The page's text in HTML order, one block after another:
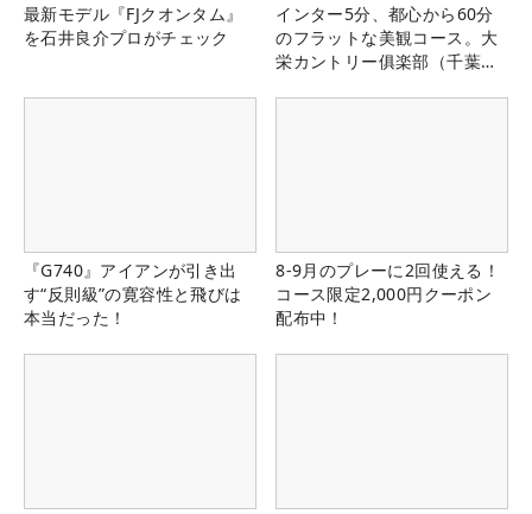
最新モデル『FJクオンタム』
を石井良介プロがチェック
インター5分、都心から60分
のフラットな美観コース。大
栄カントリー俱楽部（千葉
『G740』アイアンが引き出
す“反則級”の寛容性と飛びは
本当だった！
8-9月のプレーに2回使える！
コース限定2,000円クーポン
配布中！